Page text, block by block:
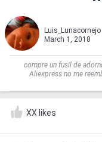
Luis_Lunacornejo
March 1, 2018
compre un fusil de
Aliexpress no me
XX likes